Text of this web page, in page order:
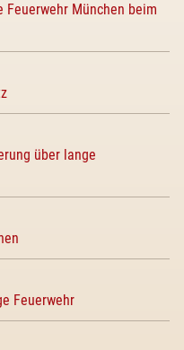
München beim
über lange
Feuerwehr